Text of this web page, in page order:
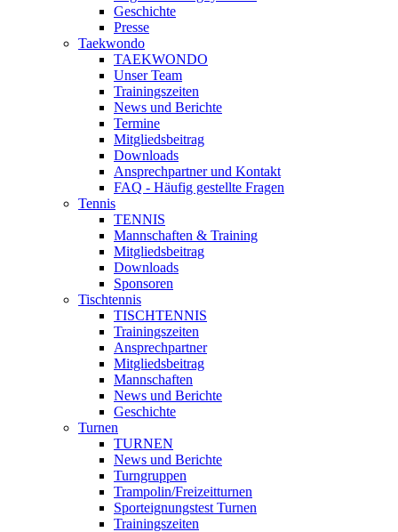
Geschichte
Presse
Taekwondo
TAEKWONDO
Unser Team
Trainingszeiten
News und Berichte
Termine
Mitgliedsbeitrag
Downloads
Ansprechpartner und Kontakt
FAQ - Häufig gestellte Fragen
Tennis
TENNIS
Mannschaften & Training
Mitgliedsbeitrag
Downloads
Sponsoren
Tischtennis
TISCHTENNIS
Trainingszeiten
Ansprechpartner
Mitgliedsbeitrag
Mannschaften
News und Berichte
Geschichte
Turnen
TURNEN
News und Berichte
Turngruppen
Trampolin/Freizeitturnen
Sporteignungstest Turnen
Trainingszeiten